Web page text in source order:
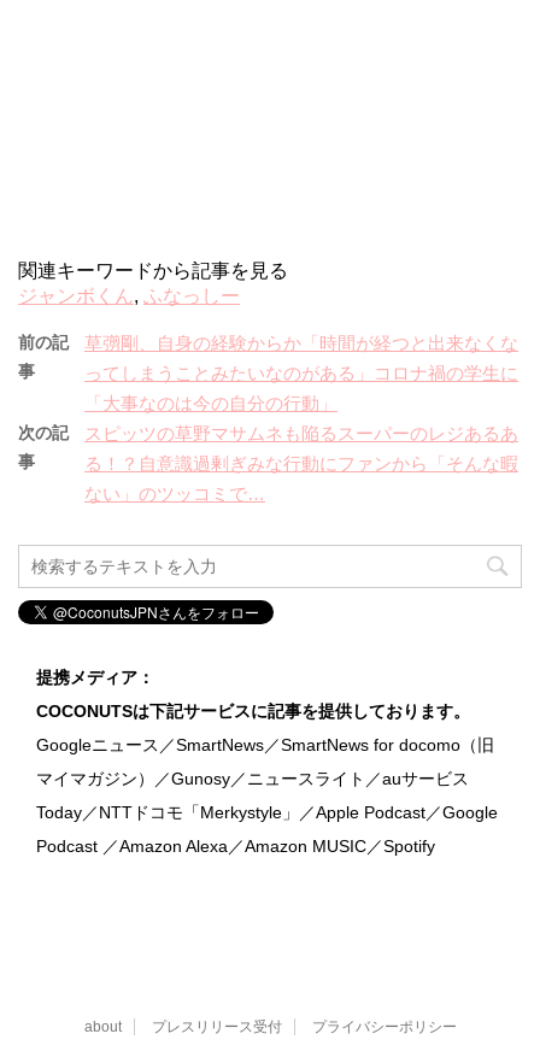
関連キーワードから記事を見る
ジャンボくん, ふなっしー
前の記
事
草彅剛、自身の経験からか「時間が経つと出来なくな
ってしまうことみたいなのがある」コロナ禍の学生に
「大事なのは今の自分の行動」
次の記
事
スピッツの草野マサムネも陥るスーパーのレジあるあ
る！？自意識過剰ぎみな行動にファンから「そんな暇
ない」のツッコミで…
提携メディア：
COCONUTSは下記サービスに記事を提供しております。
Googleニュース／SmartNews／SmartNews for docomo（旧
マイマガジン）／Gunosy／ニュースライト／auサービス
Today／NTTドコモ「Merkystyle」／Apple Podcast／Google
Podcast ／Amazon Alexa／Amazon MUSIC／Spotify
about プレスリリース受付 プライバシーポリシー